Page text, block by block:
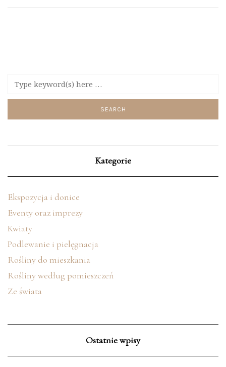
Kategorie
Ekspozycja i donice
Eventy oraz imprezy
Kwiaty
Podlewanie i pielęgnacja
Rośliny do mieszkania
Rośliny według pomieszczeń
Ze świata
Ostatnie wpisy